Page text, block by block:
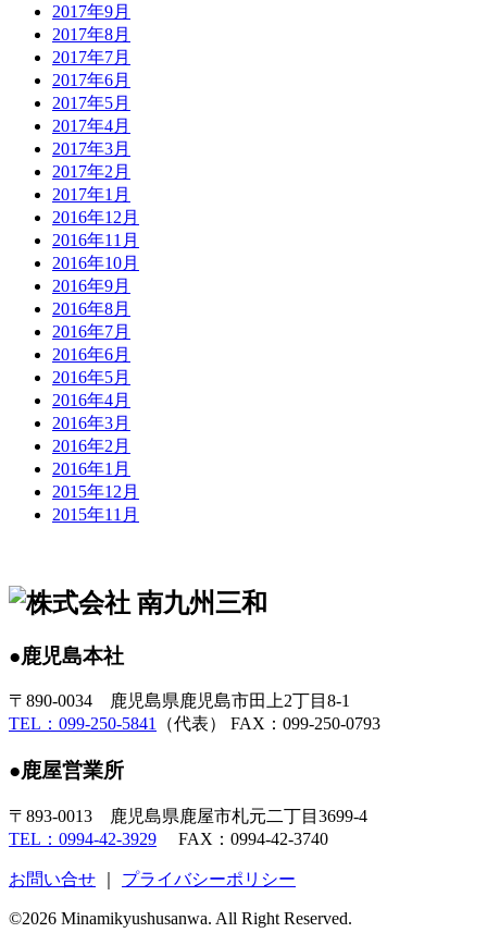
2017年9月
2017年8月
2017年7月
2017年6月
2017年5月
2017年4月
2017年3月
2017年2月
2017年1月
2016年12月
2016年11月
2016年10月
2016年9月
2016年8月
2016年7月
2016年6月
2016年5月
2016年4月
2016年3月
2016年2月
2016年1月
2015年12月
2015年11月
●鹿児島本社
〒890-0034 鹿児島県鹿児島市田上2丁目8-1
TEL：099-250-5841
（代表） FAX：099-250-0793
●鹿屋営業所
〒893-0013 鹿児島県鹿屋市札元二丁目3699-4
TEL：0994-42-3929 FAX：0994-42-3740
お問い合せ プライバシーポリシー
©2026 Minamikyushusanwa. All Right Reserved.